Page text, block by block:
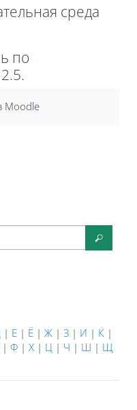
среда
по
Moodle
Найти
| Е | Ё | Ж | З | И | К |
| Ф | Х | Ц | Ч | Ш | Щ